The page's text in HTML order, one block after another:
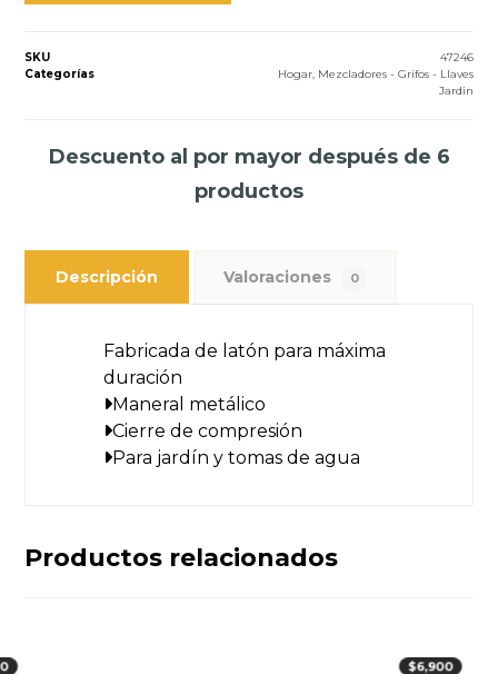
SKU
47246
Categorías
Hogar, Mezcladores - Grifos - Llaves
Jardin
Descuento al por mayor después de 6
productos
Descripción Valoraciones 0
Fabricada de latón para máxima
duración
Maneral metálico
Cierre de compresión
Para jardín y tomas de agua
Productos relacionados
$6,900